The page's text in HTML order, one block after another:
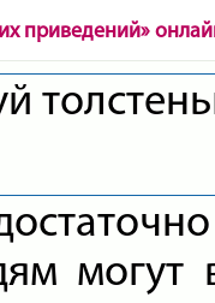
приведений»
могут